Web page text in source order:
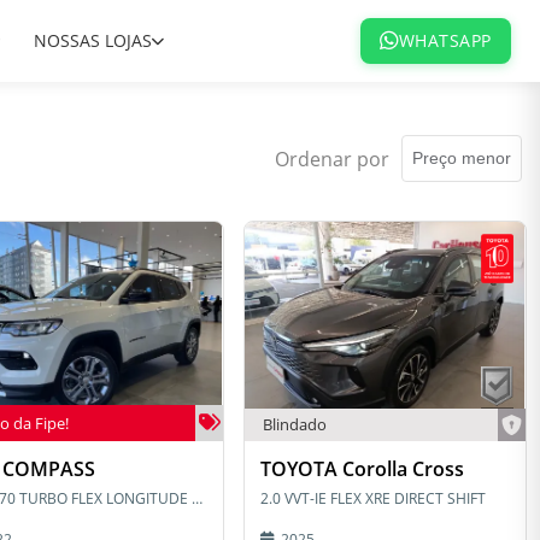
NOSSAS LOJAS WHATSAPP
Ordenar por
da Fipe!
COMPASS
1.3 T270 TURBO FLEX LONGITUDE AT6
Blindado
TOYOTA Corolla Cross
2.0 VVT-IE FLEX XRE DIRECT SHIFT